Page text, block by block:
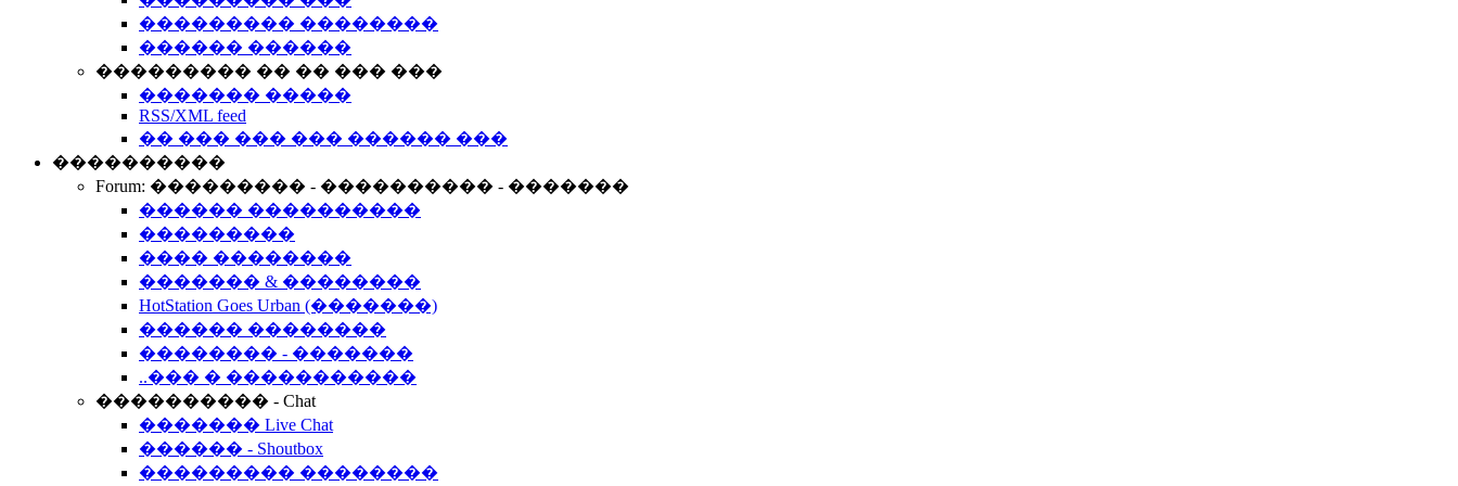
��������� ��������
������ ������
��������� �� �� ��� ���
������� �����
RSS/XML feed
�� ��� ��� ��� ������ ���
����������
Forum: ��������� - ���������� - �������
������ ����������
���������
���� ��������
������� & ��������
HotStation Goes Urban (�������)
������ ��������
�������� - �������
..��� � �����������
���������� - Chat
������� Live Chat
������ - Shoutbox
��������� ��������